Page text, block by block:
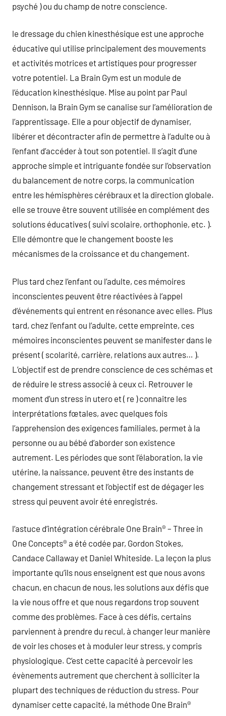
psyché ) ou du champ de notre conscience.
le dressage du chien kinesthésique est une approche
éducative qui utilise principalement des mouvements
et activités motrices et artistiques pour progresser
votre potentiel. La Brain Gym est un module de
l’éducation kinesthésique. Mise au point par Paul
Dennison, la Brain Gym se canalise sur l’amélioration de
l’apprentissage. Elle a pour objectif de dynamiser,
libérer et décontracter afin de permettre à l’adulte ou à
l’enfant d’accéder à tout son potentiel. Il s’agit d’une
approche simple et intriguante fondée sur l’observation
du balancement de notre corps, la communication
entre les hémisphères cérébraux et la direction globale.
elle se trouve être souvent utilisée en complément des
solutions éducatives ( suivi scolaire, orthophonie, etc. ).
Elle démontre que le changement booste les
mécanismes de la croissance et du changement.
Plus tard chez l’enfant ou l’adulte, ces mémoires
inconscientes peuvent être réactivées à l’appel
d’événements qui entrent en résonance avec elles. Plus
tard, chez l’enfant ou l’adulte, cette empreinte, ces
mémoires inconscientes peuvent se manifester dans le
présent ( scolarité, carrière, relations aux autres… ).
L’objectif est de prendre conscience de ces schémas et
de réduire le stress associé à ceux ci. Retrouver le
moment d’un stress in utero et ( re ) connaitre les
interprétations fœtales, avec quelques fois
l’apprehension des exigences familiales, permet à la
personne ou au bébé d’aborder son existence
autrement. Les périodes que sont l’élaboration, la vie
utérine, la naissance, peuvent être des instants de
changement stressant et l’objectif est de dégager les
stress qui peuvent avoir été enregistrés.
l’astuce d’intégration cérébrale One Brain® – Three in
One Concepts® a été codée par, Gordon Stokes,
Candace Callaway et Daniel Whiteside. La leçon la plus
importante qu’ils nous enseignent est que nous avons
chacun, en chacun de nous, les solutions aux défis que
la vie nous offre et que nous regardons trop souvent
comme des problèmes. Face à ces défis, certains
parviennent à prendre du recul, à changer leur manière
de voir les choses et à moduler leur stress, y compris
physiologique. C’est cette capacité à percevoir les
évènements autrement que cherchent à solliciter la
plupart des techniques de réduction du stress. Pour
dynamiser cette capacité, la méthode One Brain®